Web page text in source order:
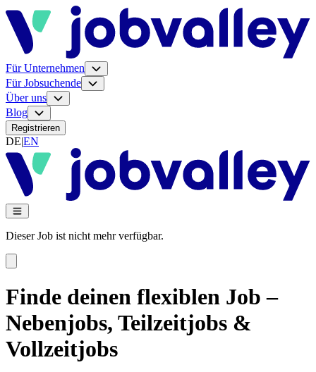
Für Unternehmen
Für Jobsuchende
Über uns
Blog
Registrieren
DE|EN
Dieser Job ist nicht mehr verfügbar.
Finde deinen flexiblen Job –
Nebenjobs, Teilzeitjobs &
Vollzeitjobs